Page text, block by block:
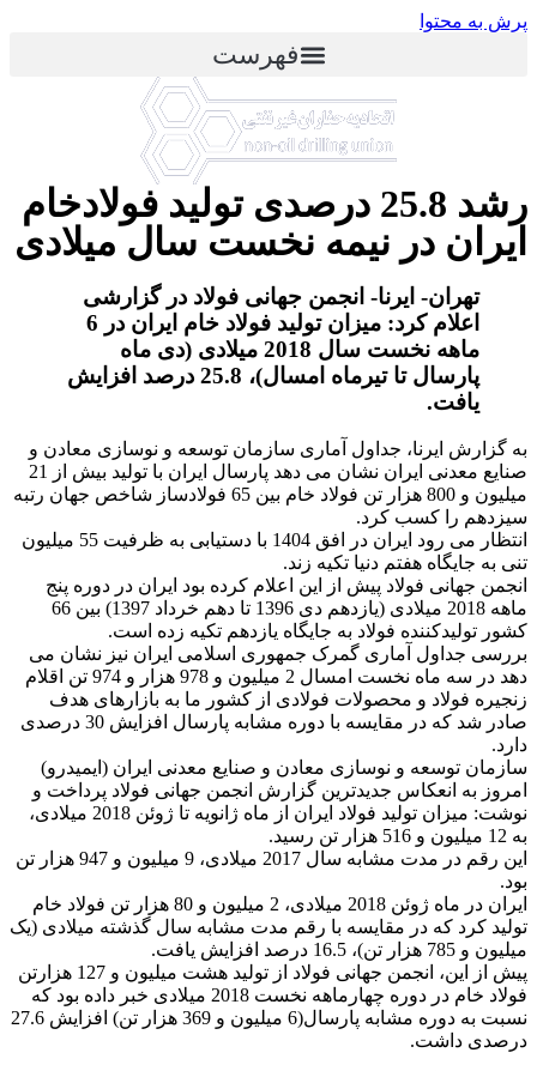
پرش به محتوا
فهرست
رشد 25.8 درصدی تولید فولادخام
ایران در نیمه نخست سال میلادی
تهران- ایرنا- انجمن جهانی فولاد در گزارشی
اعلام کرد: میزان تولید فولاد خام ایران در 6
ماهه نخست سال 2018 میلادی (دی ماه
پارسال تا تیرماه امسال)، 25.8 درصد افزایش
یافت.
به گزارش ایرنا، جداول آماری سازمان توسعه و نوسازی معادن و
صنایع معدنی ایران نشان می دهد پارسال ایران با تولید بیش از 21
میلیون و 800 هزار تن فولاد خام بین 65 فولادساز شاخص جهان رتبه
سیزدهم را کسب کرد.
انتظار می رود ایران در افق 1404 با دستیابی به ظرفیت 55 میلیون
تنی به جایگاه هفتم دنیا تکیه زند.
انجمن جهانی فولاد پیش از این اعلام کرده بود ایران در دوره پنج
ماهه 2018 میلادی (یازدهم دی 1396 تا دهم خرداد 1397) بین 66
کشور تولیدکننده فولاد به جایگاه یازدهم تکیه زده است.
بررسی جداول آماری گمرک جمهوری اسلامی ایران نیز نشان می
دهد در سه ماه نخست امسال 2 میلیون و 978 هزار و 974 تن اقلام
زنجیره فولاد و محصولات فولادی از کشور ما به بازارهای هدف
صادر شد که در مقایسه با دوره مشابه پارسال افزایش 30 درصدی
دارد.
سازمان توسعه و نوسازی معادن و صنایع معدنی ایران (ایمیدرو)
امروز به انعکاس جدیدترین گزارش انجمن جهانی فولاد پرداخت و
نوشت: میزان تولید فولاد ایران از ماه ژانویه تا ژوئن 2018 میلادی،
به 12 میلیون و 516 هزار تن رسید.
این رقم در مدت مشابه سال 2017 میلادی، 9 میلیون و 947 هزار تن
بود.
ایران در ماه ژوئن 2018 میلادی، 2 میلیون و 80 هزار تن فولاد خام
تولید کرد که در مقایسه با رقم مدت مشابه سال گذشته میلادی (یک
میلیون و 785 هزار تن)، 16.5 درصد افزایش یافت.
پیش از این، انجمن جهانی فولاد از تولید هشت میلیون و 127 هزارتن
فولاد خام در دوره چهارماهه نخست 2018 میلادی خبر داده بود که
نسبت به دوره مشابه پارسال(6 میلیون و 369 هزار تن) افزایش 27.6
درصدی داشت.